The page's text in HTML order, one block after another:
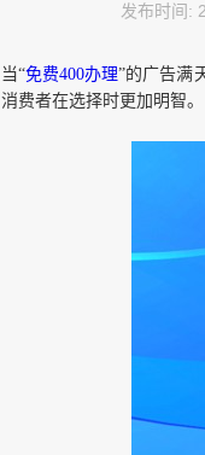
发布时间:
当“免费400办理”的广告满
消费者在选择时更加明智。